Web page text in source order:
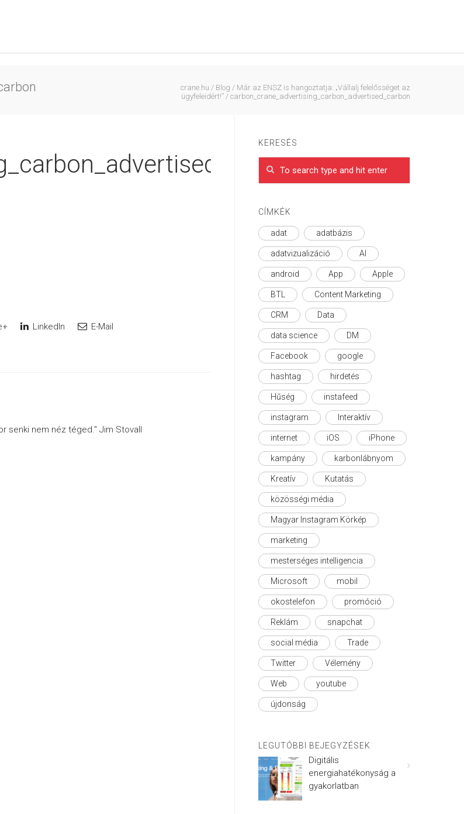
crane.hu / Blog / Már az ENSZ is hangoztatja: „Vállalj felelősséget az
ügyfeleidért!” / carbon_crane_advertising_carbon_advertised_carbon
LinkedIn E-Mail
senki nem néz téged." Jim Stovall
KERESÉS
CÍMKÉK
adat adatbázis
adatvizualizáció AI
android App Apple
BTL Content Marketing
CRM Data
data science DM
Facebook google
hashtag hirdetés
Hűség instafeed
instagram Interaktív
internet iOS iPhone
kampány karbonlábnyom
Kreatív Kutatás
közösségi média
Magyar Instagram Körkép
marketing
mesterséges intelligencia
Microsoft mobil
okostelefon promóció
Reklám snapchat
social média Trade
Twitter Vélemény
Web youtube
újdonság
LEGUTÓBBI BEJEGYZÉSEK
Digitális
energiahatékonyság a
gyakorlatban